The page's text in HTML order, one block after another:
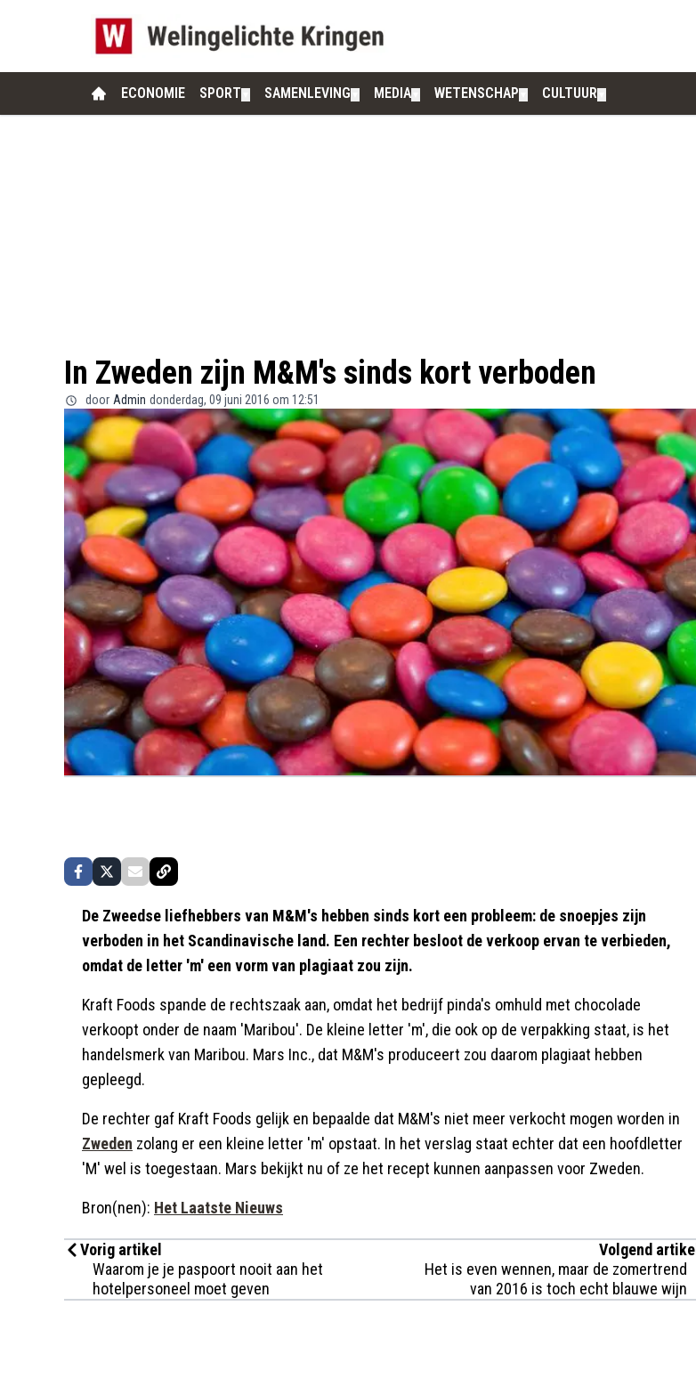
ECONOMIE SPORT SAMENLEVING MEDIA WETENSCHAP CULTUUR
In Zweden zijn M&M's sinds kort verboden
door Admin donderdag, 09 juni 2016 om 12:51
De Zweedse liefhebbers van M&M's hebben sinds kort een probleem: de snoepjes zijn
verboden in het Scandinavische land. Een rechter besloot de verkoop ervan te verbieden,
omdat de letter 'm' een vorm van plagiaat zou zijn.
Kraft Foods spande de rechtszaak aan, omdat het bedrijf pinda's omhuld met chocolade
verkoopt onder de naam 'Maribou'. De kleine letter 'm', die ook op de verpakking staat, is het
handelsmerk van Maribou. Mars Inc., dat M&M's produceert zou daarom plagiaat hebben
gepleegd.
De rechter gaf Kraft Foods gelijk en bepaalde dat M&M's niet meer verkocht mogen worden in
Zweden zolang er een kleine letter 'm' opstaat. In het verslag staat echter dat een hoofdletter
'M' wel is toegestaan. Mars bekijkt nu of ze het recept kunnen aanpassen voor Zweden.
Bron(nen): Het Laatste Nieuws
Vorig artikel
Waarom je je paspoort nooit aan het
hotelpersoneel moet geven
Volgend artikel
Het is even wennen, maar de zomertrend
van 2016 is toch echt blauwe wijn